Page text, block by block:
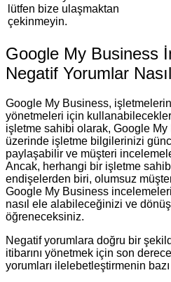
lütfen bize ulaşmaktan
çekinmeyin.
Google My Business
Negatif Yorumlar
Google My Business, işletmelerin
yönetmeleri için
işletme sahibi olarak, Google
üzerinde işletme bilgilerinizi
paylaşabilir ve müşteri
Ancak, herhangi bir işletme
endişelerden biri, olumsuz
Google My Business
nasıl ele alabileceğinizi ve
öğreneceksiniz.
Negatif yorumlara doğru bir
itibarını yönetmek için son
yorumları ilelebetleştirmenin bazı